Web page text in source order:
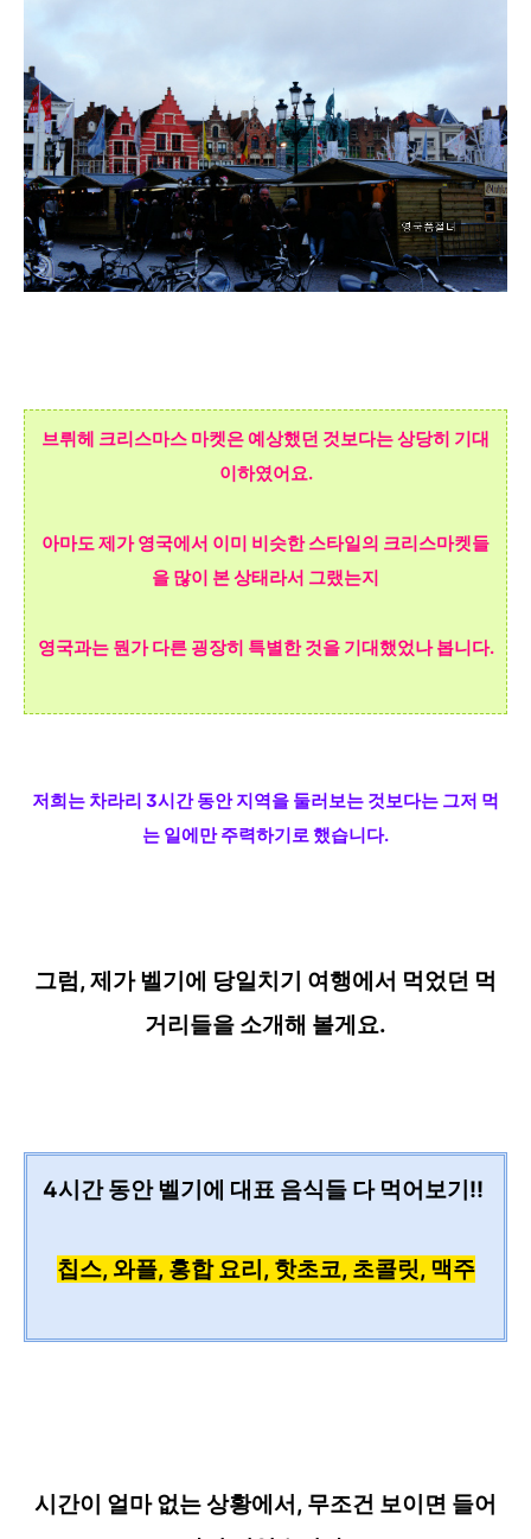
브뤼헤 크리스마스 마켓은 예상했던 것보다는 상당히 기대
이하였어요.
아마도 제가 영국에서 이미 비슷한 스타일의 크리스마켓들
을 많이 본 상태라서 그랬는지
영국과는 뭔가 다른 굉장히 특별한 것을 기대했었나 봅니다.
저희는 차라리 3시간 동안 지역을 둘러보는 것보다는 그저 먹
는 일에만 주력하기로 했습니다.
그럼, 제가 벨기에 당일치기 여행에서 먹었던 먹
거리들을 소개해 볼게 요.
4시간 동안 벨기에 대표 음식들 다 먹어보기!!
칩스, 와플, 홍합 요리, 핫초코, 초콜릿, 맥주
시간이 얼마 없는 상황에서, 무조건 보이면 들어